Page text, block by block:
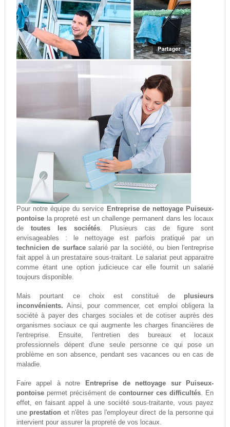
Pour notre équipe du service Entreprise de nettoyage Puiseux-
pontoisela propreté est un challenge permanent dans les locaux
detoutes les sociétés. Plusieurs cas de figure sont
envisageables : le nettoyage est parfois pratiqué par un
technicien de surfacesalarié par la société, ou bien l'entreprise
fait appel à un prestataire sous-traitant. Le salariat peut apparaitre
comme étant une option judicieuce car elle fournit un salarié
toujours disponible.
Mais pourtant ce choix est constitué de plusieurs
inconvénients. Ainsi, pour commencer, cet emploi obligera la
société à payer des charges sociales et de cotiser auprès des
organismes sociaux ce qui augmente les charges financières de
l'entreprise. Ensuite, l'entretien des bureaux et locaux
professionnels dépent d'une seule personne ce qui pose un
problème en son absence, pendant ses vacances ou en cas de
maladie.
Faire appel à notre
Entreprise de nettoyage sur Puiseux-
pontoisepermet précisément de contourner ces difficultés. En
effet, en faisant appel à une société sous-traitante, vous payez
une prestation et n'êtes pas l'employeur direct de la personne qui
intervient pour assurer la propreté de vos locaux.